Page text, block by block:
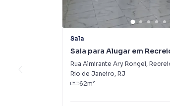
Sala
Sala para Alugar em
Bandeirantes
Rua Almirante Ary Rongel,
Rio de Janeiro, RJ
62m²